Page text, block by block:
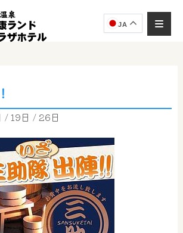
JA
/ 19日 / 26日
シェルジュ
イン
健康ランド AIコンシェルジュです。
問をお伺いします。